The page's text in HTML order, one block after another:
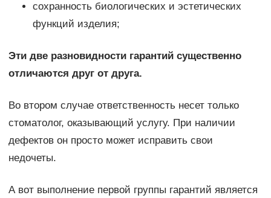
сохранность биологических и эстетических
функций изделия;
Эти две разновидности гарантий существенно
отличаются друг от друга.
Во втором случае ответственность несет только
стоматолог, оказывающий услугу. При наличии
дефектов он просто может исправить свои
недочеты.
А вот выполнение первой группы гарантий является